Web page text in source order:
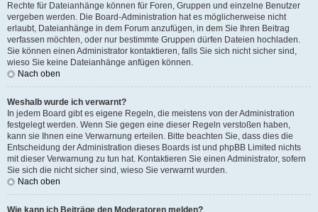
Rechte für Dateianhänge können für Foren, Gruppen und einzelne Benutzer
vergeben werden. Die Board-Administration hat es möglicherweise nicht
erlaubt, Dateianhänge in dem Forum anzufügen, in dem Sie Ihren Beitrag
verfassen möchten, oder nur bestimmte Gruppen dürfen Dateien hochladen.
Sie können einen Administrator kontaktieren, falls Sie sich nicht sicher sind,
wieso Sie keine Dateianhänge anfügen können.
Nach oben
Weshalb wurde ich verwarnt?
In jedem Board gibt es eigene Regeln, die meistens von der Administration
festgelegt werden. Wenn Sie gegen eine dieser Regeln verstoßen haben,
kann sie Ihnen eine Verwarnung erteilen. Bitte beachten Sie, dass dies die
Entscheidung der Administration dieses Boards ist und phpBB Limited nichts
mit dieser Verwarnung zu tun hat. Kontaktieren Sie einen Administrator, sofern
Sie sich die nicht sicher sind, wieso Sie verwarnt wurden.
Nach oben
Wie kann ich Beiträge den Moderatoren melden?